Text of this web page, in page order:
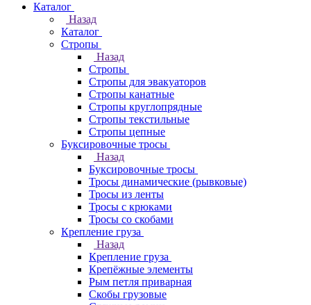
Каталог
Назад
Каталог
Стропы
Назад
Стропы
Стропы для эвакуаторов
Стропы канатные
Стропы круглопрядные
Стропы текстильные
Стропы цепные
Буксировочные тросы
Назад
Буксировочные тросы
Тросы динамические (рывковые)
Тросы из ленты
Тросы с крюками
Тросы со скобами
Крепление груза
Назад
Крепление груза
Крепёжные элементы
Рым петля приварная
Скобы грузовые